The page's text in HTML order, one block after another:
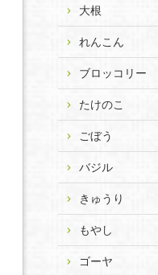
大根
れんこん
ブロッコリー
たけのこ
ごぼう
バジル
きゅうり
もやし
ゴーヤ